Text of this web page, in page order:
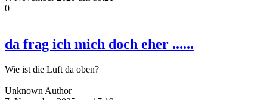
0
da frag ich mich doch eher ......
Wie ist die Luft da oben?
Unknown Author